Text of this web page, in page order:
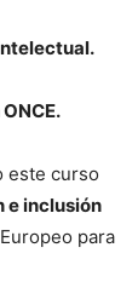
este curso
e inclusión
para